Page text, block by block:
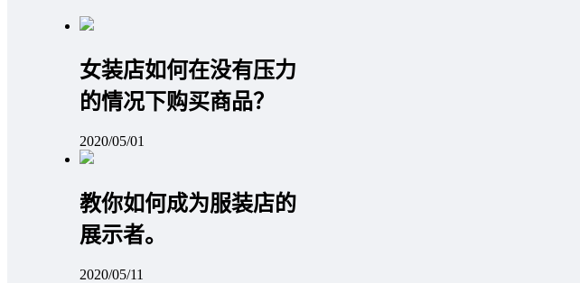
女装店如何在没有压力
的情况下购买商品？
2020/05/01
教你如何成为服装店的
展示者。
2020/05/11